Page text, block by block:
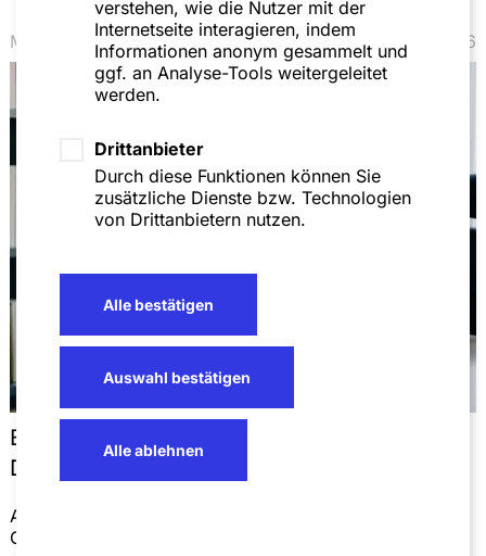
verstehen, wie die Nutzer mit der
Internetseite interagieren, indem
Informationen anonym gesammelt und
ggf. an Analyse-Tools weitergeleitet
werden.
Drittanbieter
Durch diese Funktionen können Sie
zusätzliche Dienste bzw. Technologien
von Drittanbietern nutzen.
Alle bestätigen
Auswahl bestätigen
Alle ablehnen
Mandanteninformation März 2026
Englischsprachige Wirtschaftsprozesse in
Deutschland
Aktuelle Entwicklungen seit Inkrafttreten des
Commercial-Courts-Gesetzes am 1. April 2025